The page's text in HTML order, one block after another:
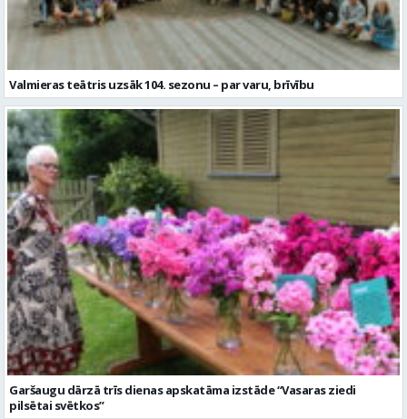
Valmieras teātris uzsāk 104. sezonu – par varu, brīvību
Garšaugu dārzā trīs dienas apskatāma izstāde “Vasaras ziedi
pilsētai svētkos”